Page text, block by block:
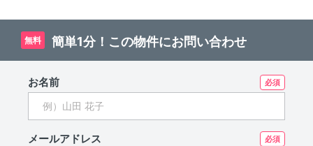
無料 簡単1分！この物件にお問い合わせ
お名前
メールアドレス